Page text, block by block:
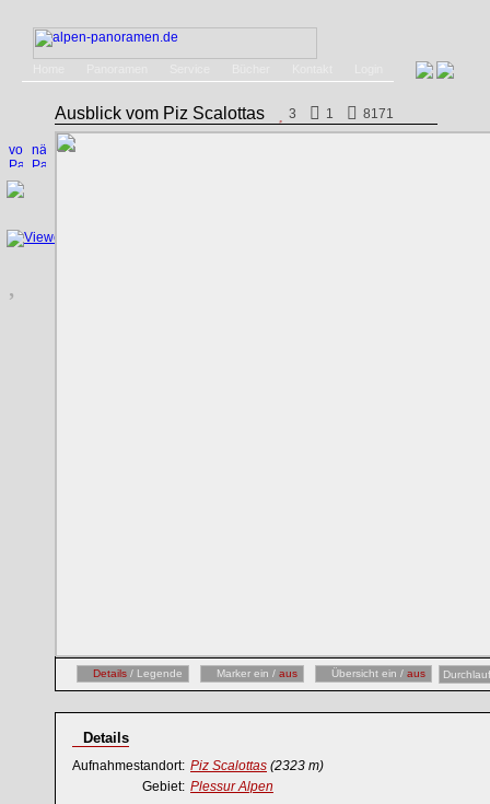
Ausblick vom Piz Scalottas 3 1 8171
Details / Legende Marker ein / aus Übersicht ein / aus
Details
Aufnahmestandort: Piz Scalottas (2323 m)
Gebiet: Plessur Alpen